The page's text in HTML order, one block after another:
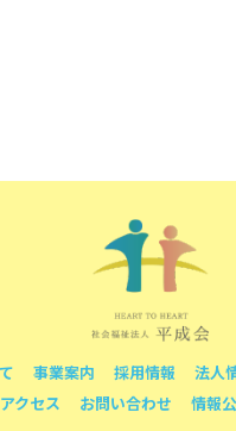
事業案内 採用情報 法人
アクセス
お問い合わせ 情報